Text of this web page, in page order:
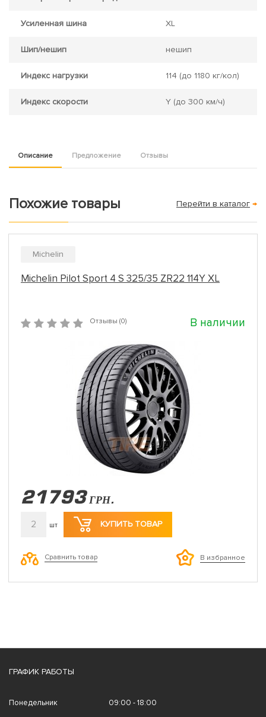
Усиленная шина XL
Шип/нешип нешип
Индекс нагрузки 114 (до 1180 кг/кол)
Индекс скорости Y (до 300 км/ч)
Описание Предложение Отзывы
Похожие товары Перейти в каталог →
Michelin
Michelin Pilot Sport 4 S 325/35 ZR22 114Y XL
Отзывы (0) В наличии
21793 ГРН.
2 шт КУПИТЬ ТОВАР
Сравнить товар В избранное
ГРАФИК РАБОТЫ
Понедельник 09:00 - 18:00